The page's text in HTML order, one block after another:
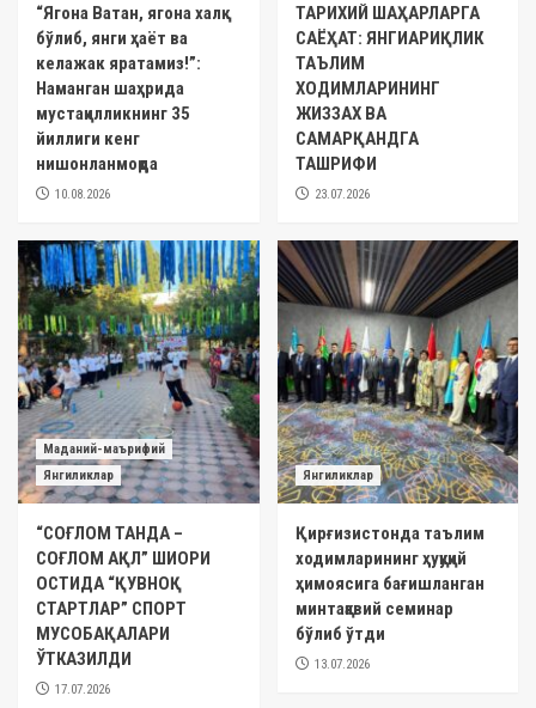
“Ягона Ватан, ягона халқ
бўлиб, янги ҳаёт ва
келажак яратамиз!”:
Наманган шаҳрида
мустақилликнинг 35
йиллиги кенг
нишонланмоқда
10.08.2026
ТАРИХИЙ ШАҲАРЛАРГА
САЁҲАТ: ЯНГИАРИҚЛИК
ТАЪЛИМ
ХОДИМЛАРИНИНГ
ЖИЗЗАХ ВА
САМАРҚАНДГА
ТАШРИФИ
23.07.2026
Маданий-маърифий
Янгиликлар
“СОҒЛОМ ТАНДА –
СОҒЛОМ АҚЛ” ШИОРИ
ОСТИДА “ҚУВНОҚ
СТАРТЛАР” СПОРТ
МУСОБАҚАЛАРИ
ЎТКАЗИЛДИ
17.07.2026
Янгиликлар
Қирғизистонда таълим
ходимларининг ҳуқуқий
ҳимоясига бағишланган
минтақавий семинар
бўлиб ўтди
13.07.2026